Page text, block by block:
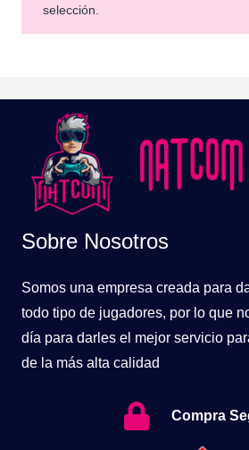
selección.
Sobre Nosotros
Somos una empresa creada para
todo tipo de jugadores, por lo que
día para darles el mejor servicio
de la más alta calidad
Compra